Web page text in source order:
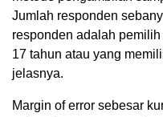
Jumlah responden
responden adalah
17 tahun atau yang
jelasnya.
Margin of error sebesar